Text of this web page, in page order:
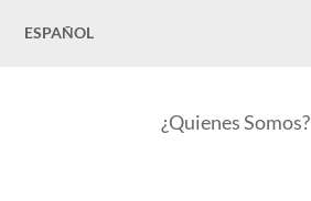
ESPAÑOL
¿Quienes Somos?